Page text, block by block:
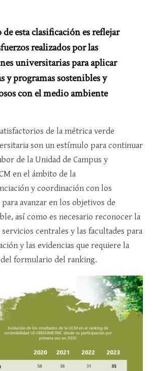
esta clasificación es reflejar
realizados por las
universitarias para aplicar
y programas sostenibles y
con el medio ambiente
de la métrica verde
son un estímulo para continuar
de la Unidad de Campus y
en el ámbito de la
y coordinación con los
avanzar en los objetivos de
así como es necesario reconocer la
centrales y las facultades para
y las evidencias que requiere la
formulario del ranking.